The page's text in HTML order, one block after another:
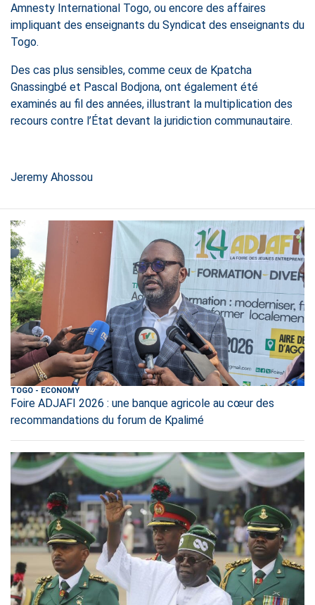
Amnesty International Togo, ou encore des affaires
impliquant des enseignants du Syndicat des enseignants du
Togo.
Des cas plus sensibles, comme ceux de Kpatcha
Gnassingbé et Pascal Bodjona, ont également été
examinés au fil des années, illustrant la multiplication des
recours contre l’État devant la juridiction communautaire.
Jeremy Ahossou
TOGO - ECONOMY
Foire ADJAFI 2026 : une banque agricole au cœur des
recommandations du forum de Kpalimé